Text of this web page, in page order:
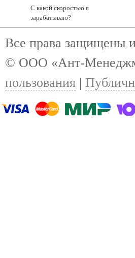
С какой скоростью я
зарабатываю?
Все права защищены
© ООО «Ант-
пользования |